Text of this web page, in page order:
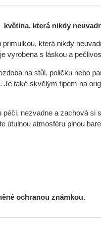
která nikdy
která nikdy
vyrobena s láskou a
na stůl, poličku nebo
také skvělým tipem na
nezvadne a zachová si
útulnou atmosféru plnou
ochranou známkou.